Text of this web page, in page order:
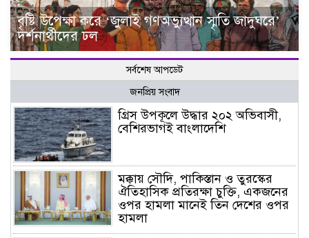
বৃষ্টি উপেক্ষা করে ‘জুলাই গণঅভ্যুত্থান স্মৃতি জাদুঘরে’
দর্শনার্থীদের ঢল
সর্বশেষ আপডেট
জনপ্রিয় সংবাদ
গ্রিস উপকূলে উদ্ধার ২০২ অভিবাসী,
বেশিরভাগই বাংলাদেশি
মক্কায় সৌদি, পাকিস্তান ও তুরস্কের
ঐতিহাসিক প্রতিরক্ষা চুক্তি, একজনের
ওপর হামলা মানেই তিন দেশের ওপর
হামলা